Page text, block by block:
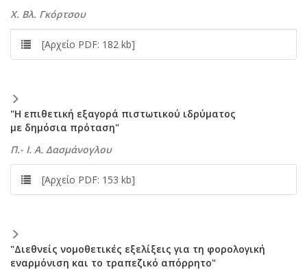
X. Bλ. Γκόρτσου
[Αρχείο PDF: 182 kb]
"H επιθετική εξαγορά πιστωτικού ιδρύματος
με δημόσια πρόταση"
Π.- I. A. Δασμάνογλου
[Αρχείο PDF: 153 kb]
"Διεθνείς νομοθετικές εξελίξεις για τη φορολογική
εναρμόνιση και το τραπεζικό απόρρητο"